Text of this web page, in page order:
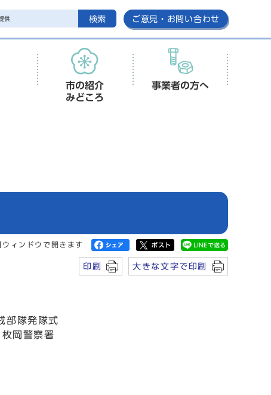
検索 ご意見・お問い合わせ
市の紹介
みどころ
事業者の方へ
ィンドウで開きます
印刷 大きな文字で印刷
部隊発隊式
岡警察署